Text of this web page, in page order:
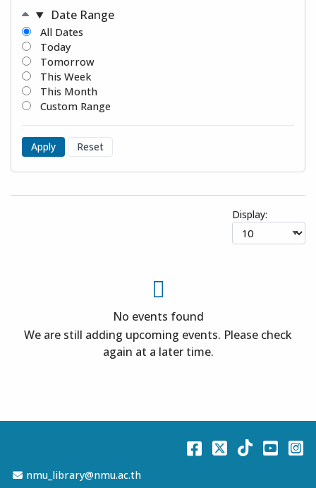
Date Range
All Dates
Today
Tomorrow
This Week
This Month
Custom Range
Apply Reset
Display:
No events found
We are still adding upcoming events. Please check
again at a later time.
Email Address
nmu_library@nmu.ac.th
Facebook
TwitterTikTok